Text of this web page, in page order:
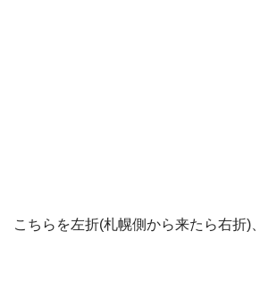
こちらを左折(札幌側から来たら右折)、